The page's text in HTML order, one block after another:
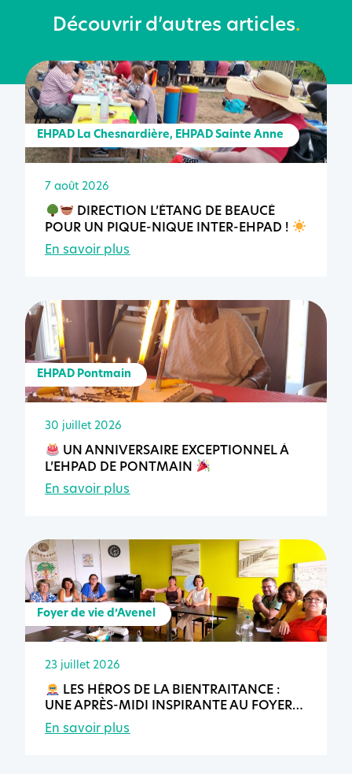
Découvrir d’autres articles.
EHPAD La Chesnardière, EHPAD Sainte Anne
7 août 2026
DIRECTION L’ÉTANG DE BEAUCÉ
POUR UN PIQUE-NIQUE INTER-EHPAD !
En savoir plus
EHPAD Pontmain
30 juillet 2026
UN ANNIVERSAIRE EXCEPTIONNEL À
L’EHPAD DE PONTMAIN
En savoir plus
Foyer de vie d’Avenel
23 juillet 2026
LES HÉROS DE LA BIENTRAITANCE :
UNE APRÈS-MIDI INSPIRANTE AU FOYER
DE VIE D’AVENEL
En savoir plus